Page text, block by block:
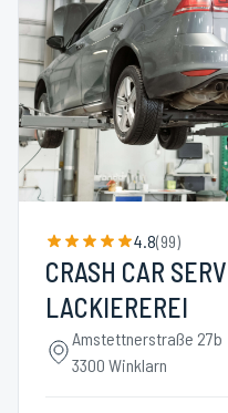
4.8(99)
CRASH CAR
LACKIEREREI
Amstettnerstraße 27b
3300 Winklarn